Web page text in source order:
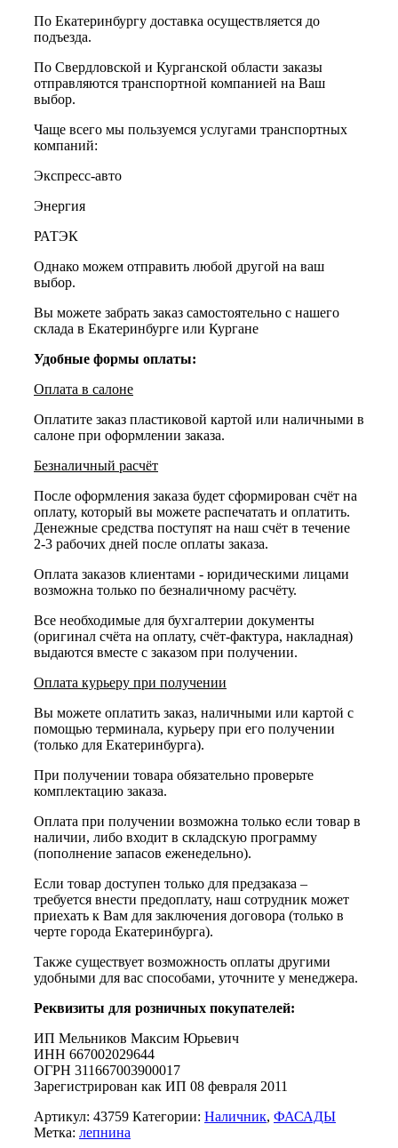
По Екатеринбургу доставка осуществляется до
подъезда.
По Свердловской и Курганской области заказы
отправляются транспортной компанией на Ваш
выбор.
Чаще всего мы пользуемся услугами транспортных
компаний:
Экспресс-авто
Энергия
РАТЭК
Однако можем отправить любой другой на ваш
выбор.
Вы можете забрать заказ самостоятельно с нашего
склада в Екатеринбурге или Кургане
Удобные формы оплаты:
Оплата в салоне
Оплатите заказ пластиковой картой или наличными в
салоне при оформлении заказа.
Безналичный расчёт
После оформления заказа будет сформирован счёт на
оплату, который вы можете распечатать и оплатить.
Денежные средства поступят на наш счёт в течение
2-3 рабочих дней после оплаты заказа.
Оплата заказов клиентами - юридическими лицами
возможна только по безналичному расчёту.
Все необходимые для бухгалтерии документы
(оригинал счёта на оплату, счёт-фактура, накладная)
выдаются вместе с заказом при получении.
Оплата курьеру при получении
Вы можете оплатить заказ, наличными или картой с
помощью терминала, курьеру при его получении
(только для Екатеринбурга).
При получении товара обязательно проверьте
комплектацию заказа.
Оплата при получении возможна только если товар в
наличии, либо входит в складскую программу
(пополнение запасов еженедельно).
Если товар доступен только для предзаказа –
требуется внести предоплату, наш сотрудник может
приехать к Вам для заключения договора (только в
черте города Екатеринбурга).
Также существует возможность оплаты другими
удобными для вас способами, уточните у менеджера.
Реквизиты для розничных покупателей:
ИП Мельников Максим Юрьевич
ИНН 667002029644
ОГРН 311667003900017
Зарегистрирован как ИП 08 февраля 2011
Артикул: 43759 Категории: Наличник, ФАСАДЫ
Метка: лепнина